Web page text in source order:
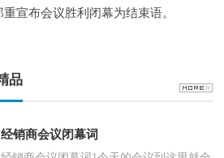
宣布会议胜利闭幕为结束语。
品
经销商会议闭幕词